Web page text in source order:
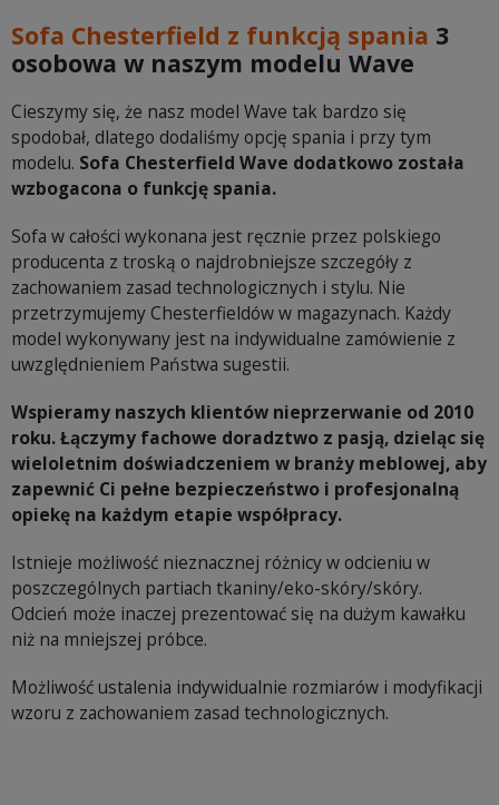
Sofa Chesterfield z funkcją spania 3
osobowa w naszym modelu Wave
Cieszymy się, że nasz model Wave tak bardzo się
spodobał, dlatego dodaliśmy opcję spania i przy tym
modelu. Sofa Chesterfield Wave dodatkowo została
wzbogacona o funkcję spania.
Sofa w całości wykonana jest ręcznie przez polskiego
producenta z troską o najdrobniejsze szczegóły z
zachowaniem zasad technologicznych i stylu. Nie
przetrzymujemy Chesterfieldów w magazynach. Każdy
model wykonywany jest na indywidualne zamówienie z
uwzględnieniem Państwa sugestii.
Wspieramy naszych klientów nieprzerwanie od 2010
roku. Łączymy fachowe doradztwo z pasją, dzieląc się
wieloletnim doświadczeniem w branży meblowej, aby
zapewnić Ci pełne bezpieczeństwo i profesjonalną
opiekę na każdym etapie współpracy.
Istnieje możliwość nieznacznej różnicy w odcieniu w
poszczególnych partiach tkaniny/eko-skóry/skóry.
Odcień może inaczej prezentować się na dużym kawałku
niż na mniejszej próbce.
Możliwość ustalenia indywidualnie rozmiarów i modyfikacji
wzoru z zachowaniem zasad technologicznych.